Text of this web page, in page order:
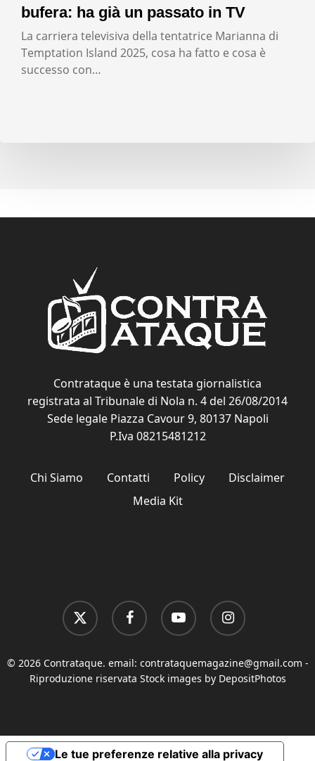
bufera: ha già un passato in TV
La carriera televisiva della tentatrice Marianna di
Temptation Island 2025, cosa ha fatto e cosa è
successo con…
Contrataque è una testata giornalistica
registrata al Tribunale di Nola n. 4 del 26/08/2014
Sede legale Piazza Cavour 9, 80137 Napoli
P.Iva 08215481212
Chi Siamo Contatti Policy
Disclaimer
Media Kit
x-
twitter
facebook youtube instagram
© 2026 Contrataque. email: contrataquemagazine@gmail.com -
Riproduzione riservata Stock images by DepositPhotos
Le tue preferenze relative alla privacy